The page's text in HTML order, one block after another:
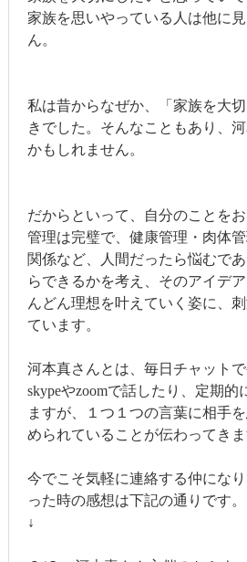
家族を思いやっている人は他に
ん。
私は昔からなぜか、「家族を大
きでした。そんなこともあり、
かもしれません。
だからといって、自分のことを
管理は完璧で、健康管理・肉体
関係など、人間だったら悩むで
らできるかを考え、そのアイデ
んどん理想を叶えていく姿に、
ています。
河本真さんとは、毎日チャットで
skypeやzoomで話したり、定期
ますが、１つ１つの言葉に相手
められていることが伝わってきま
今でこそ気軽に連絡する仲にな
った時の感想は下記の通りです。
↓